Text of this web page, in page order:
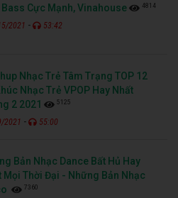
Bass Cực Mạnh, Vinahouse
4814
2021 - 53:42
Nhạc Trẻ Tâm Trạng TOP 12
Nhạc Trẻ VPOP Hay Nhất
2 2021
5125
2021 - 55:00
Bản Nhạc Dance Bất Hủ Hay
Mọi Thời Đại - Những Bản Nhạc
7360